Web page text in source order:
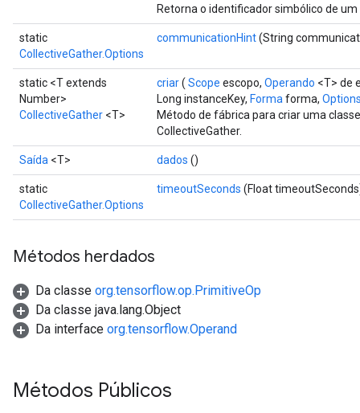
Retorna o identificador simbólico de um
static
CollectiveGather.Options
communicationHint(String
static <T extends
Number>
CollectiveGather <T>
criar( Scope escopo, Operando <T> de
Long instanceKey, Forma forma,
Método de fábrica para criar uma
CollectiveGather.
Saída <T> dados ()
static
CollectiveGather.Options
timeoutSeconds (Float
Métodos herdados
Da classe org.tensorflow.op.PrimitiveOp
Da classe java.lang.Object
Da interface org.tensorflow.Operand
Métodos Públicos